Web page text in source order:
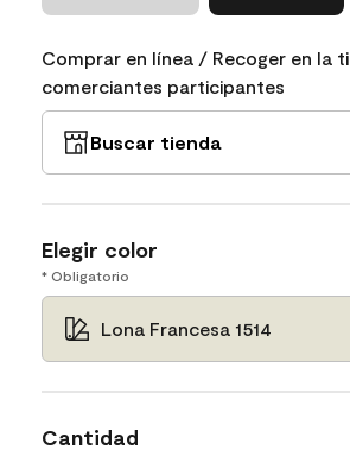
Comprar en línea / Recoger en la
comerciantes participantes
Buscar tienda
Elegir color
* Obligatorio
Lona Francesa 1514
Cantidad